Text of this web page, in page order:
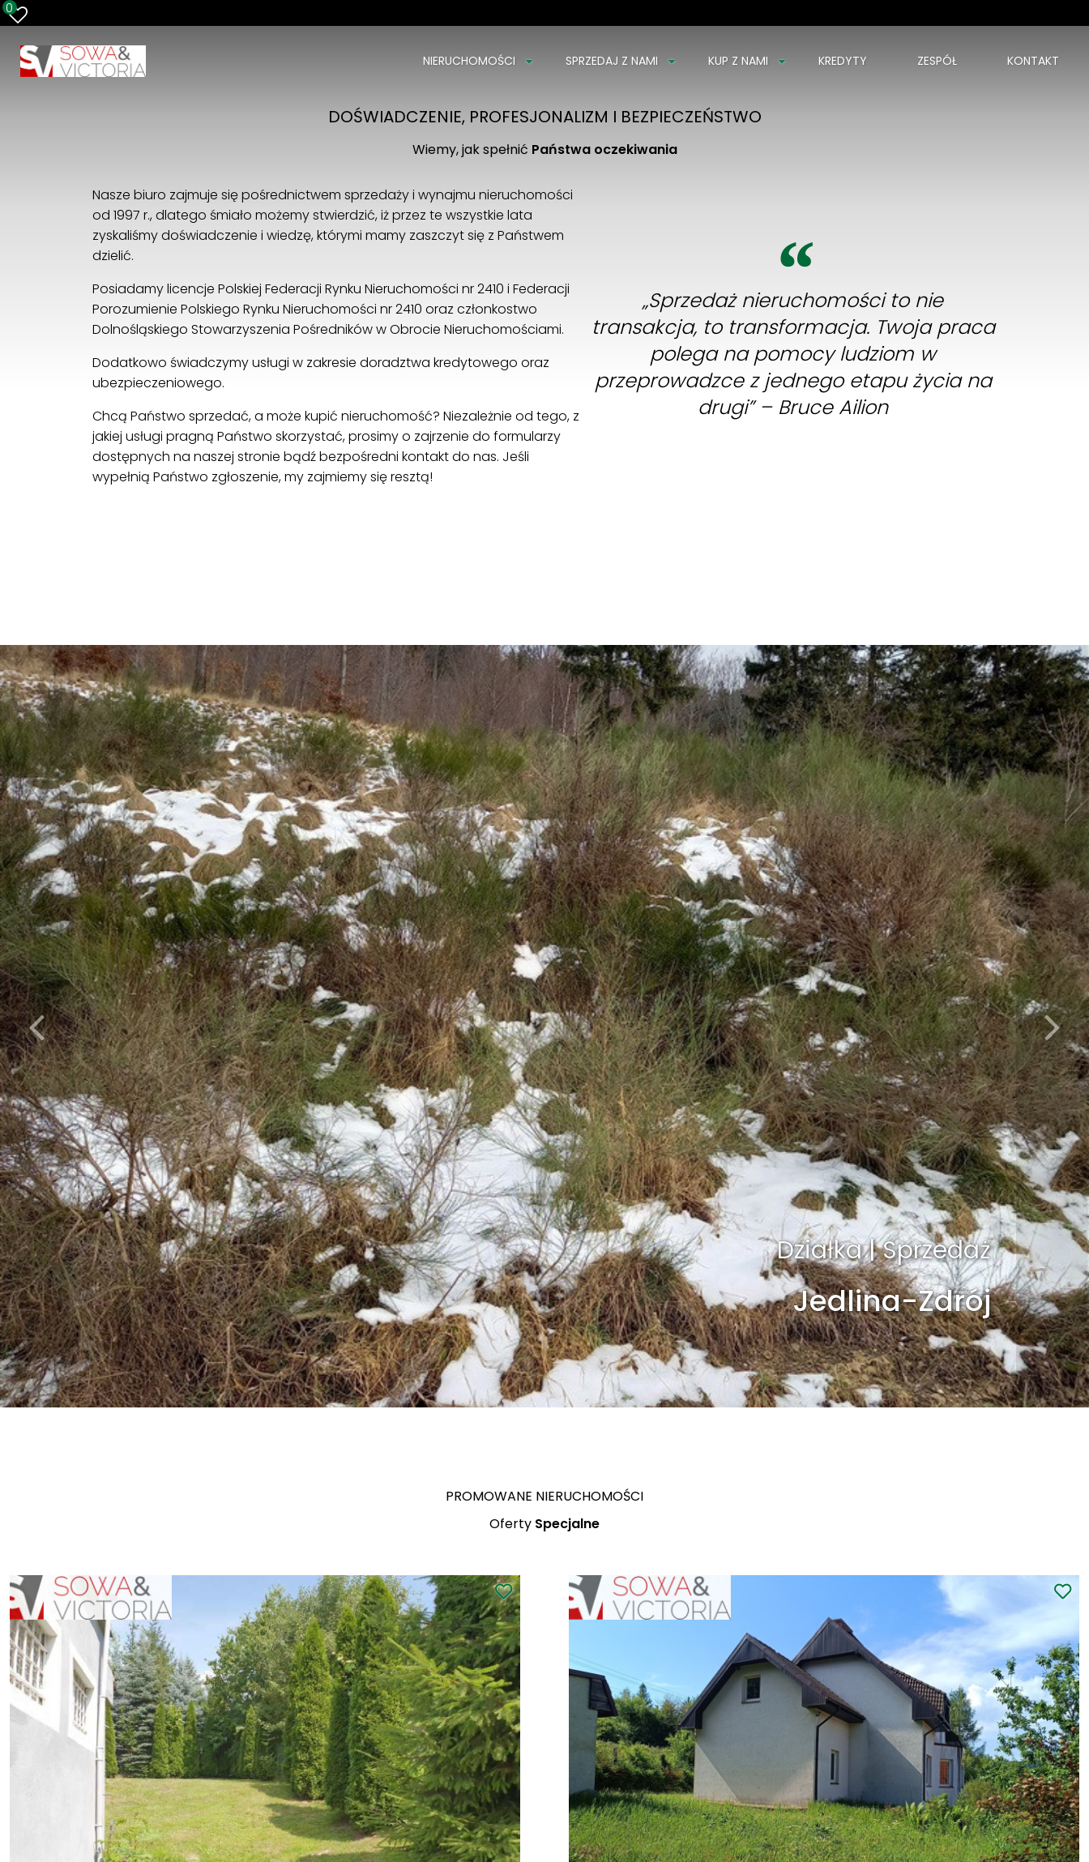
0
NIERUCHOMOŚCI SPRZEDAJ Z NAMI KUP Z NAMI KREDYTY ZESPÓŁ KONTAKT
Łączymy LUDZI i NIERUCHOMOŚCI od 1997 r.
DOŚWIADCZENIE, PROFESJONALIZM I BEZPIECZEŃSTWO
Wiemy, jak spełnić Państwa oczekiwania
Nasze biuro zajmuje się pośrednictwem sprzedaży i wynajmu nieruchomości
od 1997 r., dlatego śmiało możemy stwierdzić, iż przez te wszystkie lata
zyskaliśmy doświadczenie i wiedzę, którymi mamy zaszczyt się z Państwem
dzielić.
Posiadamy licencje Polskiej Federacji Rynku Nieruchomości nr 2410 i Federacji
Porozumienie Polskiego Rynku Nieruchomości nr 2410 oraz członkostwo
Dolnośląskiego Stowarzyszenia Pośredników w Obrocie Nieruchomościami.
Dodatkowo świadczymy usługi w zakresie doradztwa kredytowego oraz
ubezpieczeniowego.
Chcą Państwo sprzedać, a może kupić nieruchomość? Niezależnie od tego, z
jakiej usługi pragną Państwo skorzystać, prosimy o zajrzenie do formularzy
dostępnych na naszej stronie bądź bezpośredni kontakt do nas. Jeśli
wypełnią Państwo zgłoszenie, my zajmiemy się resztą!
„Sprzedaż nieruchomości to nie
transakcja, to transformacja. Twoja praca
polega na pomocy ludziom w
przeprowadzce z jednego etapu życia na
drugi” – Bruce Ailion
Działka | Sprzedaż
Jedlina-Zdrój
PROMOWANE NIERUCHOMOŚCI
Oferty Specjalne